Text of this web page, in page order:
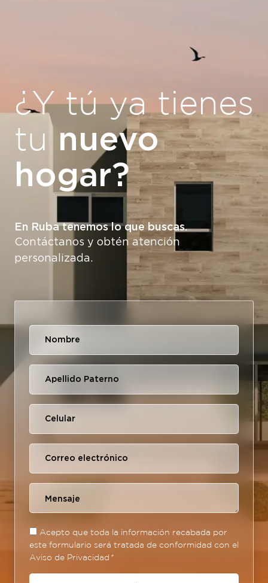
¿Y tú ya tienes
tu nuevo
hogar?
En Ruba tenemos lo que buscas.
Contáctanos y obtén atención
personalizada.
Acepto que toda la información recabada por
este formulario será tratada de conformidad con el
Aviso de Privacidad *